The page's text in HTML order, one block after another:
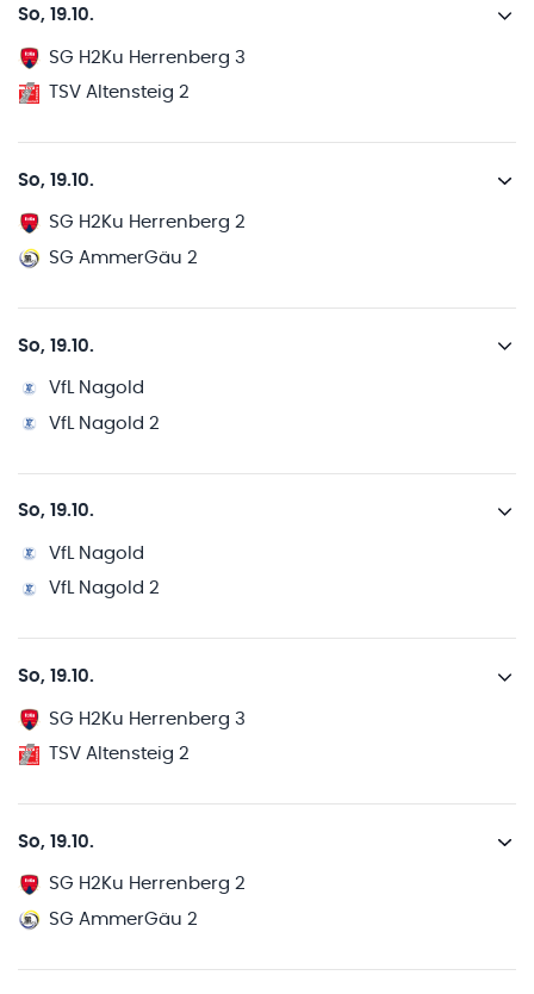
So, 19.10.
SG H2Ku Herrenberg 3
TSV Altensteig 2
So, 19.10.
SG H2Ku Herrenberg 2
SG AmmerGäu 2
So, 19.10.
VfL Nagold
VfL Nagold 2
So, 19.10.
VfL Nagold
VfL Nagold 2
So, 19.10.
SG H2Ku Herrenberg 3
TSV Altensteig 2
So, 19.10.
SG H2Ku Herrenberg 2
SG AmmerGäu 2